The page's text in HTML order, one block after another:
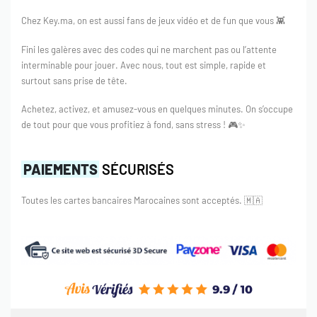
cela, plongez dans le merveilleux passe-temps
chronophage connu sous le nom de streaming.
Film Originaux Netflix
Parce que Netflix est une grande entreprise et n’a fait que
grandir au fil des ans, il ne faut pas s’étonner qu’ils
forme de streaming publie souvent des films ou des
émissions originaux ou même des animations. Souvent en
collaboration avec de grands noms et des studios connus,
probablement les épisodes interactifs d’une émission, où le
Achetez la carte cadeau Netflix 25 eur et vivez cette
merveille technique par vous-même!
Chez Key.ma, on est aussi fans de jeux vidéo et de fun que vous 👾
Fini les galères avec des codes qui ne marchent pas ou l’attente
interminable pour jouer. Avec nous, tout est simple, rapide et
surtout sans prise de tête.
Achetez, activez, et amusez-vous en quelques minutes. On s’occupe
de tout pour que vous profitiez à fond, sans stress ! 🎮✨
PAIEMENTS SÉCURISÉS
Toutes les cartes bancaires Marocaines sont acceptés. 🇲🇦